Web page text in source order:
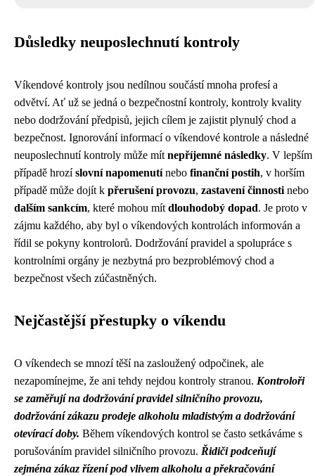
Důsledky neuposlechnutí kontroly
Víkendové kontroly jsou nedílnou součástí mnoha profesí a
odvětví. Ať už se jedná o bezpečnostní kontroly, kontroly kvality
nebo dodržování předpisů, jejich cílem je zajistit plynulý chod a
bezpečnost. Ignorování informací o víkendové kontrole a následné
neuposlechnutí kontroly může mít nepříjemné následky. V lepším
případě hrozíslovní napomenutínebo finanční postih, v horším
případě může dojít k přerušení provozu, zastavení činnosti nebo
dalším sankcím, které mohou mít dlouhodobý dopad. Je proto v
zájmu každého, aby byl o víkendových kontrolách informován a
řídil se pokyny kontrolorů. Dodržování pravidel a spolupráce s
kontrolními orgány je nezbytná pro bezproblémový chod a
bezpečnost všech zúčastněných.
Nejčastější přestupky o víkendu
O víkendech se mnozí těší na zasloužený odpočinek, ale
nezapomínejme, že ani tehdy nejdou kontroly stranou. Kontroloři
se zaměřují na dodržování pravidel silničního provozu,
dodržování zákazu prodeje alkoholu mladistvým a dodržování
otevírací doby. Během víkendových kontrol se často setkáváme s
porušováním pravidel silničního provozu. Řidiči podceňují
zejména zákaz řízení pod vlivem alkoholu a překračování